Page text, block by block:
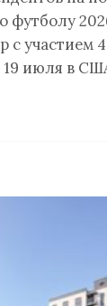
футболу
с участием
19 июля в